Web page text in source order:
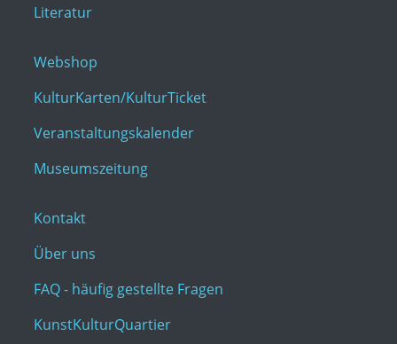
Literatur
Webshop
KulturKarten/KulturTicket
Veranstaltungskalender
Museumszeitung
Kontakt
Über uns
FAQ - häufig gestellte Fragen
KunstKulturQuartier